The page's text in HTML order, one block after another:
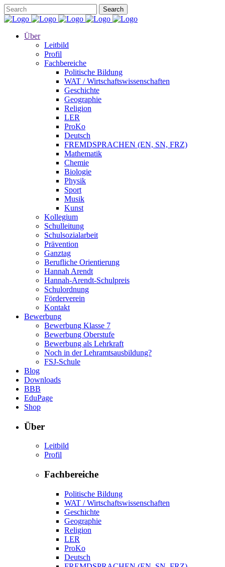
Über
Leitbild
Profil
Fachbereiche
Politische Bildung
WAT / Wirtschaftswissenschaften
Geschichte
Geographie
Religion
LER
ProKo
Deutsch
FREMDSPRACHEN (EN, SN, FRZ)
Mathematik
Chemie
Biologie
Physik
Sport
Musik
Kunst
Kollegium
Schulleitung
Schulsozialarbeit
Prävention
Ganztag
Berufliche Orientierung
Hannah Arendt
Hannah-Arendt-Schulpreis
Schulordnung
Förderverein
Kontakt
Bewerbung
Bewerbung Klasse 7
Bewerbung Oberstufe
Bewerbung als Lehrkraft
Noch in der Lehramtsausbildung?
FSJ-Schule
Blog
Downloads
BBB
EduPage
Shop
Über
Leitbild
Profil
Fachbereiche
Politische Bildung
WAT / Wirtschaftswissenschaften
Geschichte
Geographie
Religion
LER
ProKo
Deutsch